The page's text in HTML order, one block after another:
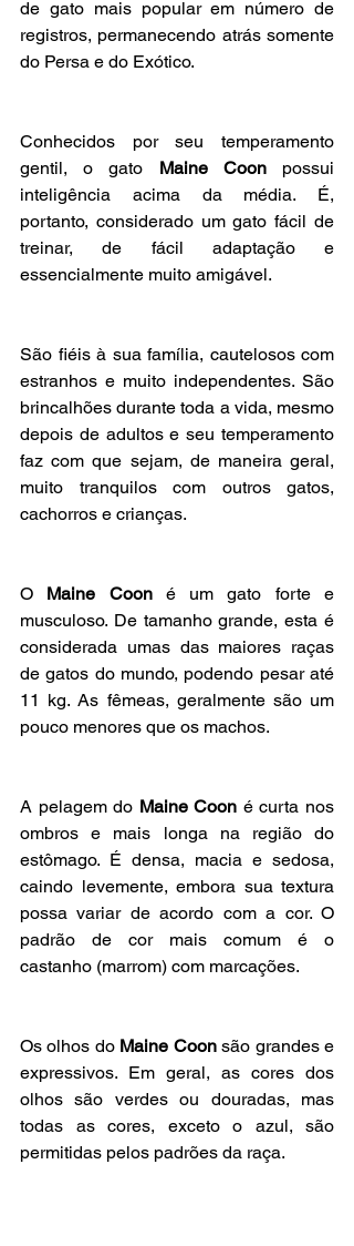
de gato mais popular em número de
registros, permanecendo atrás somente
do Persa e do Exótico.
Conhecidos por seu temperamento
gentil, o gato Maine Coon possui
inteligência acima da média. É,
portanto, considerado um gato fácil de
treinar, de fácil adaptação e
essencialmente muito amigável.
São fiéis à sua família, cautelosos com
estranhos e muito independentes. São
brincalhões durante toda a vida, mesmo
depois de adultos e seu temperamento
faz com que sejam, de maneira geral,
muito tranquilos com outros gatos,
cachorros e crianças.
O Maine Coon é um gato forte e
musculoso. De tamanho grande, esta é
considerada umas das maiores raças
de gatos do mundo, podendo pesar até
11 kg. As fêmeas, geralmente são um
pouco menores que os machos.
A pelagem do Maine Coon é curta nos
ombros e mais longa na região do
estômago. É densa, macia e sedosa,
caindo levemente, embora sua textura
possa variar de acordo com a cor. O
padrão de cor mais comum é o
castanho (marrom) com marcações.
Os olhos do Maine Coon são grandes e
expressivos. Em geral, as cores dos
olhos são verdes ou douradas, mas
todas as cores, exceto o azul, são
permitidas pelos padrões da raça.